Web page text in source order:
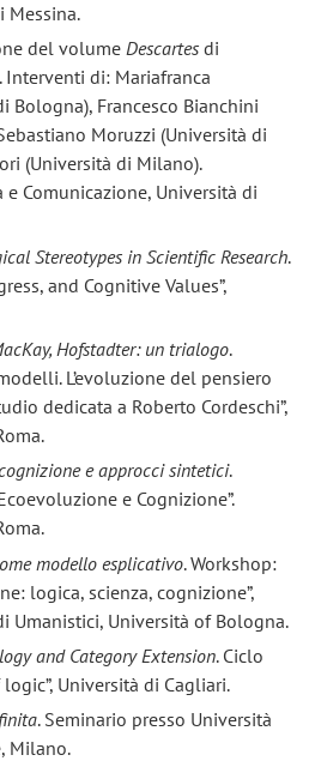
Messina.
del volumeDescartesdi
di: Mariafranca
Bologna), Francesco Bianchini
Moruzzi (Università di
(Università di Milano).
Comunicazione, Università di
Stereotypes in Scientific Research.
and Cognitive Values”,
Hofstadter: un trialogo.
L’evoluzione del pensiero
dedicata a Roberto Cordeschi”,
e approcci sintetici.
e Cognizione”.
modello esplicativo. Workshop:
logica, scienza, cognizione”,
Umanistici, Università of Bologna.
and Category Extension. Ciclo
Università di Cagliari.
. Seminario presso Università
Milano.